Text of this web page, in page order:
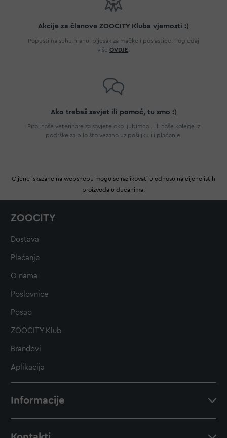
Akcije za članove ZOOCITY Kluba vjernosti :)
Popusti na suhu hranu, pijesak za mačke i poslastice. Pogledaj
više OVDJE
Ako trebaš savjet ili pomoć, tu smo :)
Pitaj naše veterinare za savjete oko ljubimca... Ili naše kolege iz
podrške za bilo što vezano uz pošiljku ili plaćanje.
Cijene iskazane na webshopu mogu se razlikovati u odnosu na cijene istih
proizvoda u dućanima.
ZOOCITY
Dostava
Plaćanje
O nama
Poslovnice
Posao
ZOOCITY Klub
Brandovi
Aplikacija
Informacije